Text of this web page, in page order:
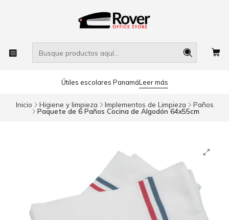
Útiles escolares PanamáLeer más
Inicio Higiene y limpieza Implementos de Limpieza Paños
Paquete de 6 Paños Cocina de Algodón 64x55cm